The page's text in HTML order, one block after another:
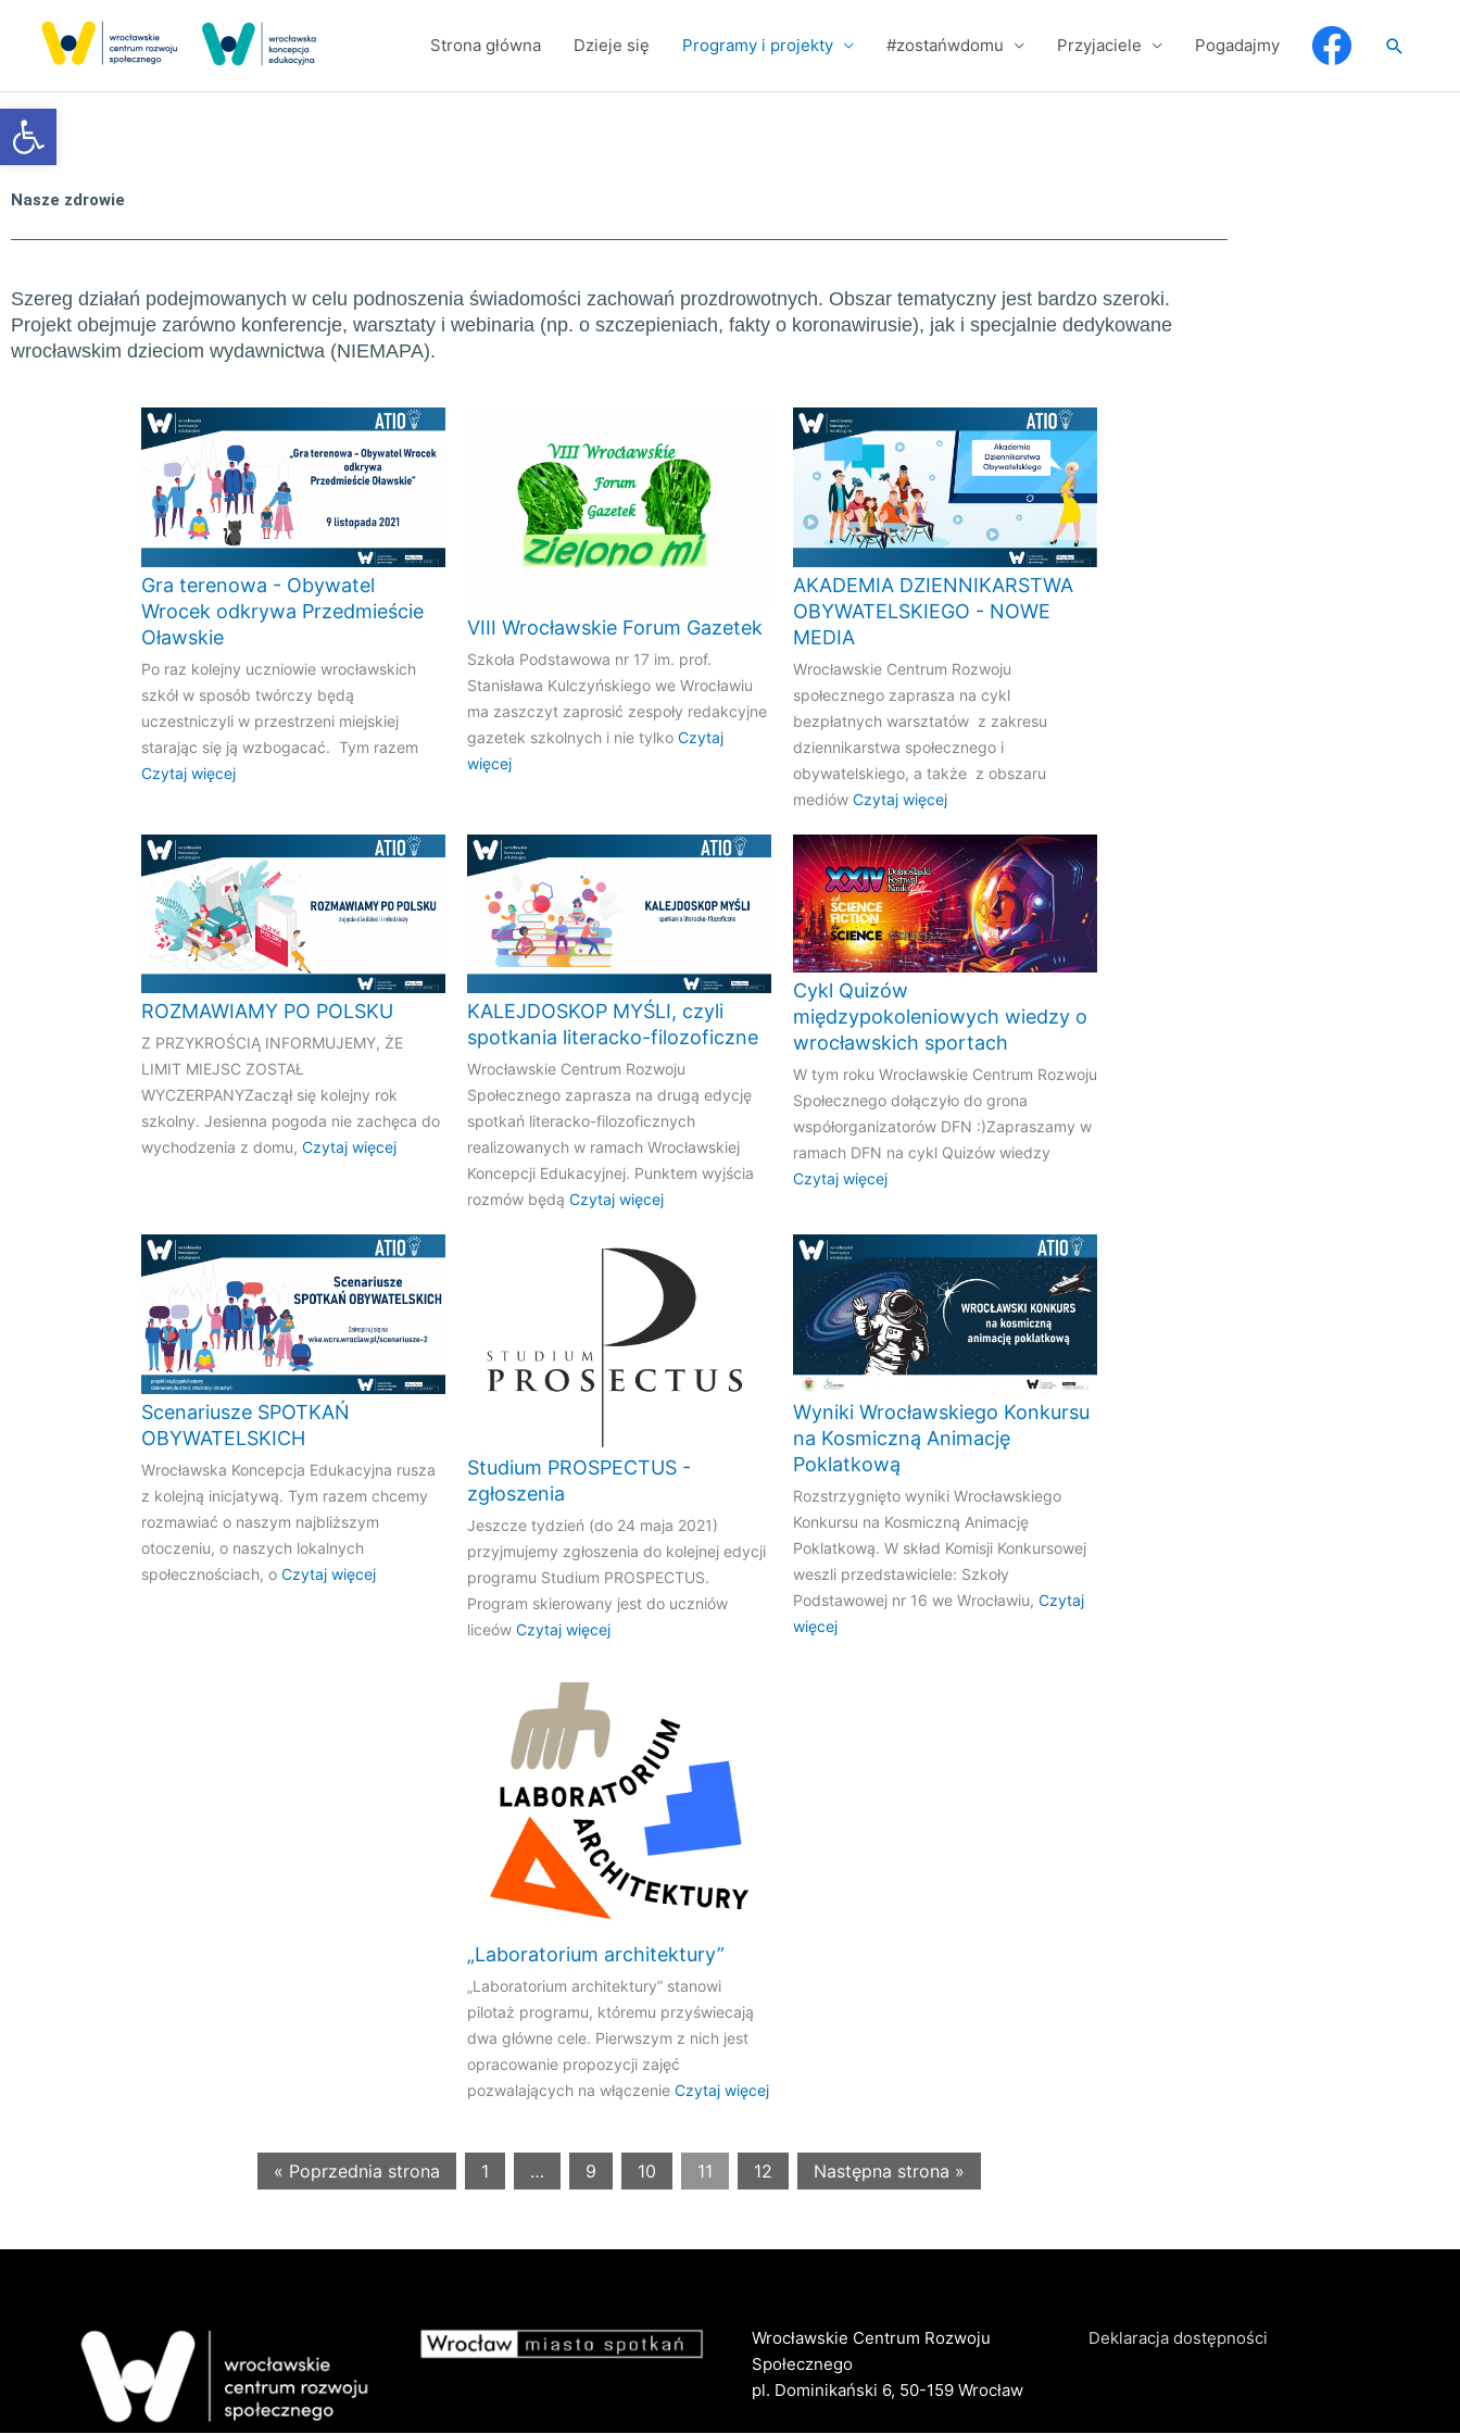
Otwórz pasek narzędzi
Strona główna Dzieje się Programy i projekty #zostańwdomu Przyjaciele Pogadajmy Szukaj
Nasze zdrowie
Szereg działań podejmowanych w celu podnoszenia świadomości zachowań prozdrowotnych. Obszar tematyczny jest bardzo szeroki.
Projekt obejmuje zarówno konferencje, warsztaty i webinaria (np. o szczepieniach, fakty o koronawirusie), jak i specjalnie dedykowane
wrocławskim dzieciom wydawnictwa (NIEMAPA).
Gra terenowa - Obywatel
Wrocek odkrywa Przedmieście
Oławskie
Po raz kolejny uczniowie wrocławskich
szkół w sposób twórczy będą
uczestniczyli w przestrzeni miejskiej
starając się ją wzbogacać. Tym razem
Czytaj więcej
VIII Wrocławskie Forum Gazetek
Szkoła Podstawowa nr 17 im. prof.
Stanisława Kulczyńskiego we Wrocławiu
ma zaszczyt zaprosić zespoły redakcyjne
gazetek szkolnych i nie tylko Czytaj
więcej
AKADEMIA DZIENNIKARSTWA
OBYWATELSKIEGO - NOWE
MEDIA
Wrocławskie Centrum Rozwoju
społecznego zaprasza na cykl
bezpłatnych warsztatów z zakresu
dziennikarstwa społecznego i
obywatelskiego, a także z obszaru
mediów Czytaj więcej
ROZMAWIAMY PO POLSKU
Z PRZYKROŚCIĄ INFORMUJEMY, ŻE
LIMIT MIEJSC ZOSTAŁ
WYCZERPANYZaczął się kolejny rok
szkolny. Jesienna pogoda nie zachęca do
wychodzenia z domu, Czytaj więcej
KALEJDOSKOP MYŚLI, czyli
spotkania literacko-filozoficzne
Wrocławskie Centrum Rozwoju
Społecznego zaprasza na drugą edycję
spotkań literacko-filozoficznych
realizowanych w ramach Wrocławskiej
Koncepcji Edukacyjnej. Punktem wyjścia
rozmów będą Czytaj więcej
Cykl Quizów
międzypokoleniowych wiedzy o
wrocławskich sportach
W tym roku Wrocławskie Centrum Rozwoju
Społecznego dołączyło do grona
współorganizatorów DFN :)Zapraszamy w
ramach DFN na cykl Quizów wiedzy
Czytaj więcej
Scenariusze SPOTKAŃ
OBYWATELSKICH
Wrocławska Koncepcja Edukacyjna rusza
z kolejną inicjatywą. Tym razem chcemy
rozmawiać o naszym najbliższym
otoczeniu, o naszych lokalnych
społecznościach, o Czytaj więcej
Studium PROSPECTUS -
zgłoszenia
Jeszcze tydzień (do 24 maja 2021)
przyjmujemy zgłoszenia do kolejnej edycji
programu Studium PROSPECTUS.
Program skierowany jest do uczniów
liceów Czytaj więcej
Wyniki Wrocławskiego Konkursu
na Kosmiczną Animację
Poklatkową
Rozstrzygnięto wyniki Wrocławskiego
Konkursu na Kosmiczną Animację
Poklatkową. W skład Komisji Konkursowej
weszli przedstawiciele: Szkoły
Podstawowej nr 16 we Wrocławiu, Czytaj
więcej
„Laboratorium architektury”
„Laboratorium architektury” stanowi
pilotaż programu, któremu przyświecają
dwa główne cele. Pierwszym z nich jest
opracowanie propozycji zajęć
pozwalających na włączenie Czytaj więcej
« Poprzednia strona 1 … 9 10 11 12 Następna strona »
Wrocławskie Centrum Rozwoju
Społecznego
pl. Dominikański 6, 50-159 Wrocław
Deklaracja dostępności